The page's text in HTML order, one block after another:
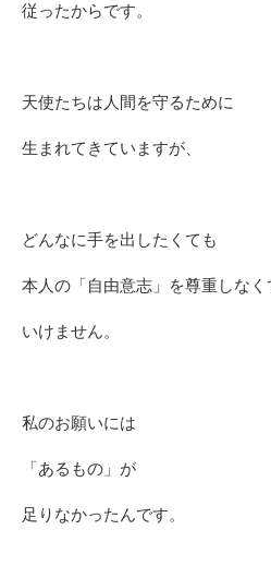
従ったからです。
天使たちは人間を守るために
生まれてきていますが、
どんなに手を出したくても
本人の「自由意志」を尊重しなく
いけません。
私のお願いには
「あるもの」が
足りなかったんです。